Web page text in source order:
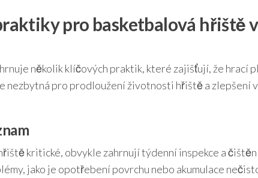
pro basketbalová hřiště v
několik klíčových praktik, které zajišťují, že hrací
nezbytná pro prodloužení životnosti hřiště a zlepšení
kritické, obvykle zahrnují týdenní inspekce a
jako je opotřebení povrchu nebo akumulace